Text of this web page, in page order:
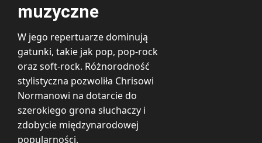
muzyczne
W jego repertuarze dominują
gatunki, takie jak pop, pop-rock
oraz soft-rock. Różnorodność
stylistyczna pozwoliła Chrisowi
Normanowi na dotarcie do
szerokiego grona słuchaczy i
zdobycie międzynarodowej
popularności.